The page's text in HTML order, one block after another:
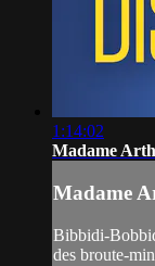
1:14:02
Madame
Madame
Bibbidi-
des broute-